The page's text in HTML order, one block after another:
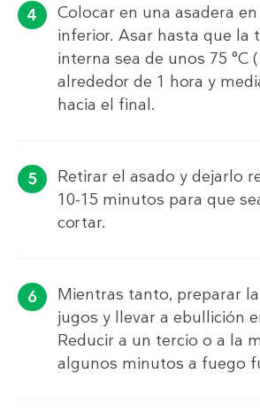
Colocar en una asadera
inferior. Asar hasta que la
interna sea de unos 75 °C
alrededor de 1 hora y
hacia el final.
Retirar el asado y dejarlo
10-15 minutos para que
cortar.
Mientras tanto, preparar
jugos y llevar a ebullición
Reducir a un tercio o a la
algunos minutos a fuego